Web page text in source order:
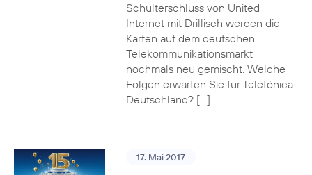
Schulterschluss von United
Internet mit Drillisch werden die
Karten auf dem deutschen
Telekommunikationsmarkt
nochmals neu gemischt. Welche
Folgen erwarten Sie für Telefónica
Deutschland? […]
17. Mai 2017